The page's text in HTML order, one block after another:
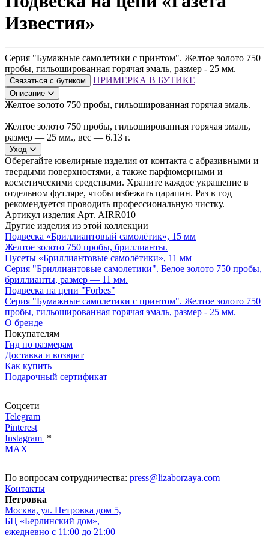
Известия»
Серия "Бумажные самолетики с принтом". Желтое золото 750
пробы, гильошированная горячая эмаль, размер - 25 мм.
Связаться с бутиком ПРИМЕРКА В БУТИКЕ
Описание
Желтое золото 750 пробы, гильошированная горячая эмаль.
Желтое золото 750 пробы, гильошированная горячая эмаль,
размер — 25 мм., вес — 6.13 г.
Уход
Оберегайте ювелирные изделия от контакта с абразивными и
твердыми поверхностями, а также парфюмерными и
косметическими средствами. Храните каждое украшение в
отдельном футляре, чтобы избежать царапин. Раз в год
рекомендуется проводить профессиональную чистку.
Артикул изделия Арт. AIRR010
Другие изделия из этой коллекции
Подвеска «Бриллиантовый самолётик», 15 мм
Желтое золото 750 пробы, бриллианты.
Пусеты «Бриллиантовые самолётики», 11 мм
Серия "Бриллиантовые самолетики". Белое золото 750 пробы,
бриллианты, размер — 11 мм.
Подвеска на цепи "Forbes"
Серия "Бумажные самолетики с принтом". Желтое золото 750
пробы, гильошированная горячая эмаль, размер - 25 мм.
О бренде
Покупателям
Гид по размерам
Доставка и возврат
Как купить
Подарочный сертификат
Соцсети
Telegram
Pinterest
Instagram *
MAX
По вопросам сотрудничества: press@lizaborzaya.com
Контакты
Петровка
Москва, ул. Петровка дом 5,
БЦ «Берлинский дом»,
ежедневно с 11:00 до 21:00